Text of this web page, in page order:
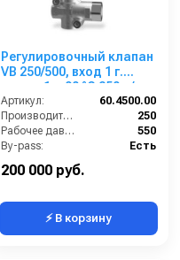
Регулировочный клапан
VB 250/500, вход 1 г.
выход 1 г. 90 °C 250 л/
мин 550 бар нерж.
Артикул:
60.4500.00
Производительность (л/мин):
250
Рабочее давление (бар):
550
By-pass:
Есть
200 000 руб.
⚡ В корзину